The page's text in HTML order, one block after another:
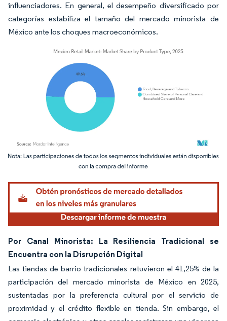
influenciadores. En general, el desempeño diversificado por
categorías estabiliza el tamaño del mercado minorista de
México ante los choques macroeconómicos.
Imagen © Mordor Intelligence. El uso requiere atribución según CC BY 4.0.
Por Canal Minorista: La Resiliencia Tradicional se
Encuentra con la Disrupción Digital
Las tiendas de barrio tradicionales retuvieron el 41,25% de la
participación del mercado minorista de México en 2025,
sustentadas por la preferencia cultural por el servicio de
proximidad y el crédito flexible en tienda. Sin embargo, el